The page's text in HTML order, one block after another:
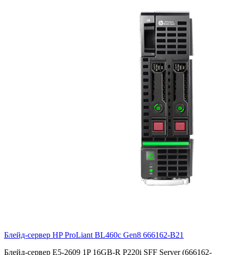
Блейд-сервер HP ProLiant BL460c Gen8 666162-B21
Блейд-сервер E5-2609 1P 16GB-R P220i SFF Server (666162-